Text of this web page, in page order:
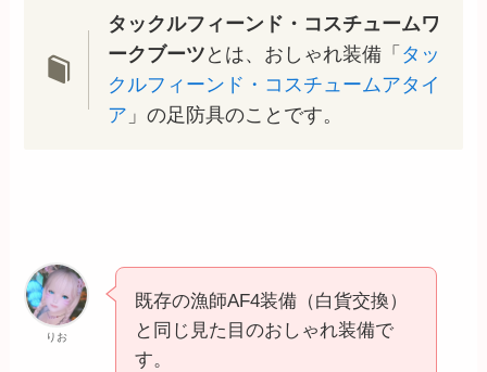
タックルフィーンド・コスチュームワ
ークブーツ とは、おしゃれ装備「 タッ
クルフィーンド・コスチュームアタイ
ア 」の足防具のことです。
りお
既存の漁師AF4装備（白貨交換）
と同じ見た目のおしゃれ装備で
す。